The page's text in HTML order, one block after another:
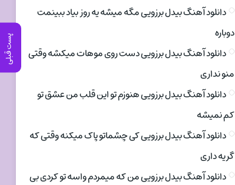
پست قبلی
دانلود آهنگ بیدل برزویی مگه میشه یه روز بیاد ببینمت
دوباره
دانلود آهنگ بیدل برزویی دست روی موهات میکشه وقتی
منو نداری
دانلود آهنگ بیدل برزویی هنوزم تو این قلب من عشق تو
کم نمیشه
دانلود آهنگ بیدل برزویی کی چشماتو پاک میکنه وقتی که
گریه داری
دانلود آهنگ بیدل برزویی من که میمردم واسه تو کردی بی